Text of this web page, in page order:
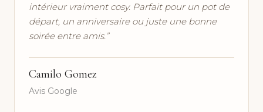
intérieur vraiment cosy. Parfait pour un pot de
départ, un anniversaire ou juste une bonne
soirée entre amis.”
Camilo Gomez
Avis Google